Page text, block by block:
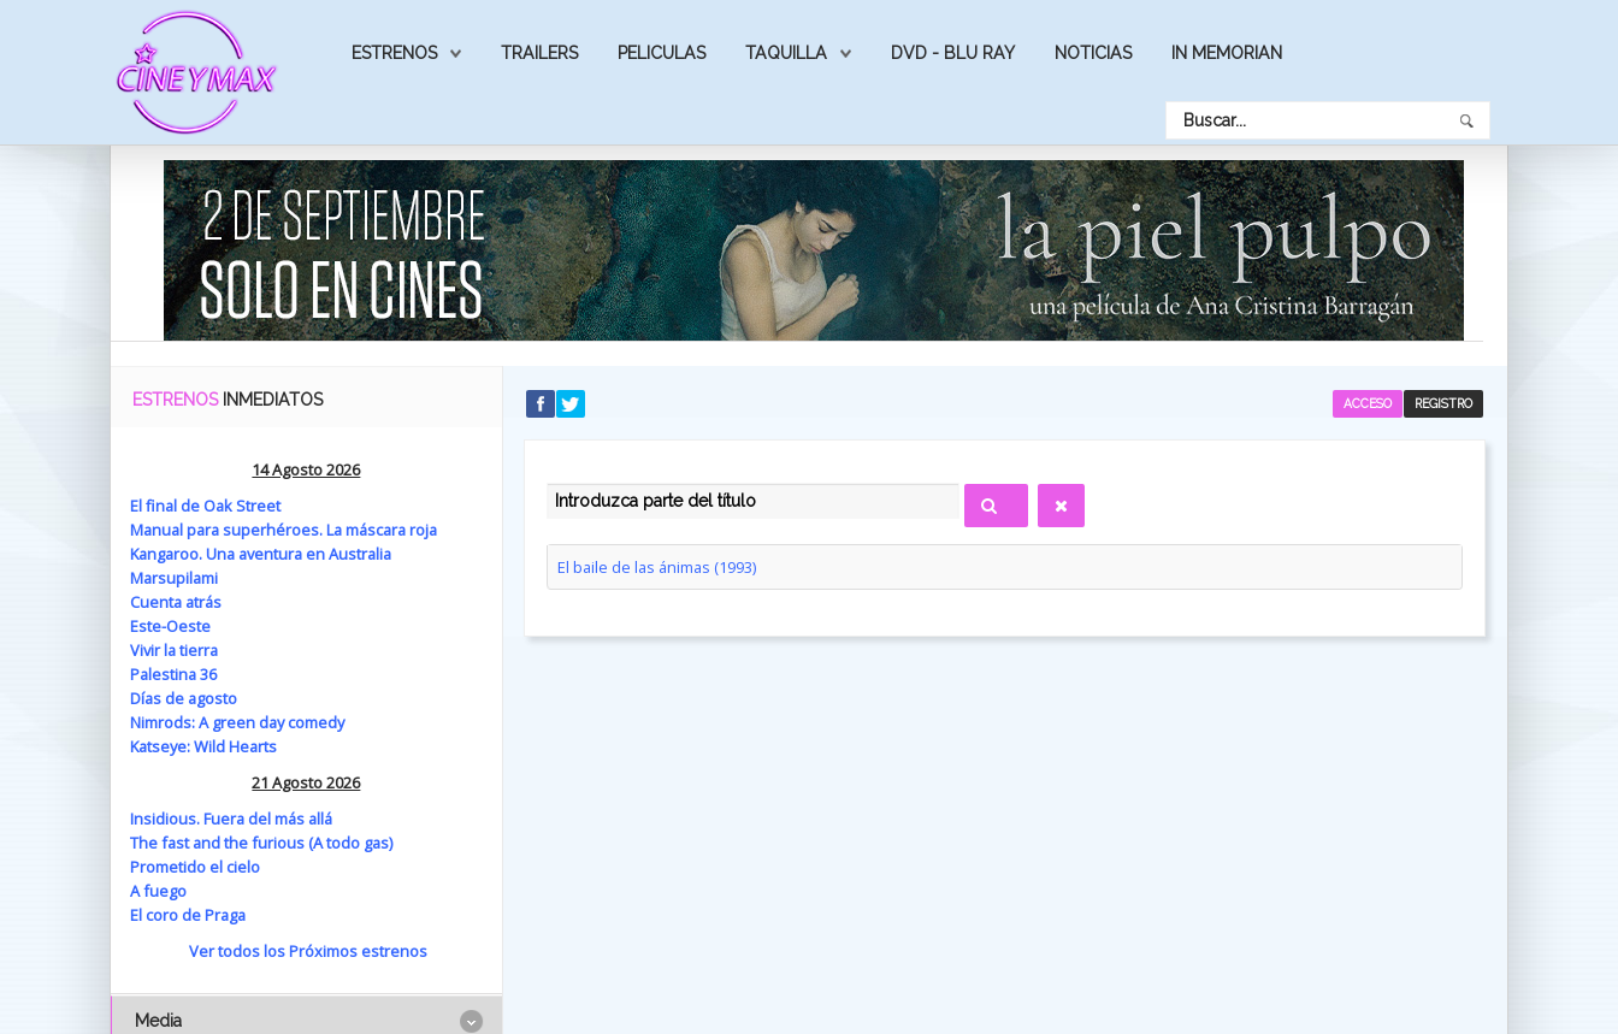
ESTRENOS TRAILERS PELICULAS TAQUILLA DVD - BLU RAY NOTICIAS IN MEMORIAN
REGISTRO
ACCESO
INTRODUZCA PARTE DEL TÍTULO
El baile de las ánimas (1993)
ESTRENOS INMEDIATOS
14 Agosto 2026
El final de Oak Street
Manual para superhéroes. La máscara roja
Kangaroo. Una aventura en Australia
Marsupilami
Cuenta atrás
Este-Oeste
Vivir la tierra
Palestina 36
Días de agosto
Nimrods: A green day comedy
Katseye: Wild Hearts
21 Agosto 2026
Insidious. Fuera del más allá
The fast and the furious (A todo gas)
Prometido el cielo
A fuego
El coro de Praga
Ver todos los Próximos estrenos
Media